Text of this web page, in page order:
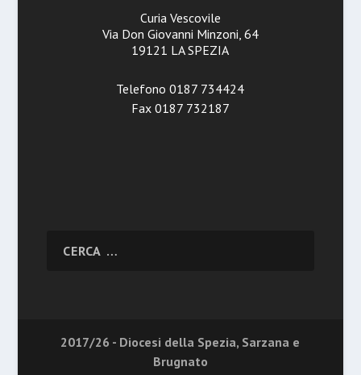
Curia Vescovile
Via Don Giovanni Minzoni, 64
19121 LA SPEZIA
Telefono 0187 734424
Fax 0187 732187
2017/26 - Diocesi della Spezia, Sarzana e
Brugnato